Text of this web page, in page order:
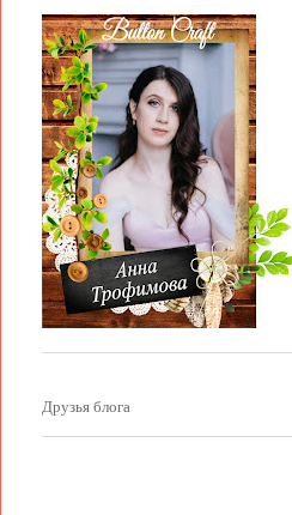
Друзья блога